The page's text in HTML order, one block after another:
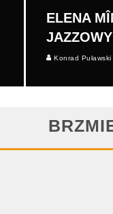
ELENA
Konrad Puławski